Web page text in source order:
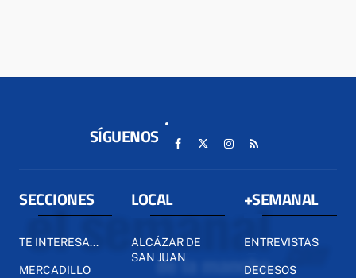
SÍGUENOS
SECCIONES
TE INTERESA...
MERCADILLO
LOCAL
ALCÁZAR DE
SAN JUAN
+SEMANAL
ENTREVISTAS
DECESOS